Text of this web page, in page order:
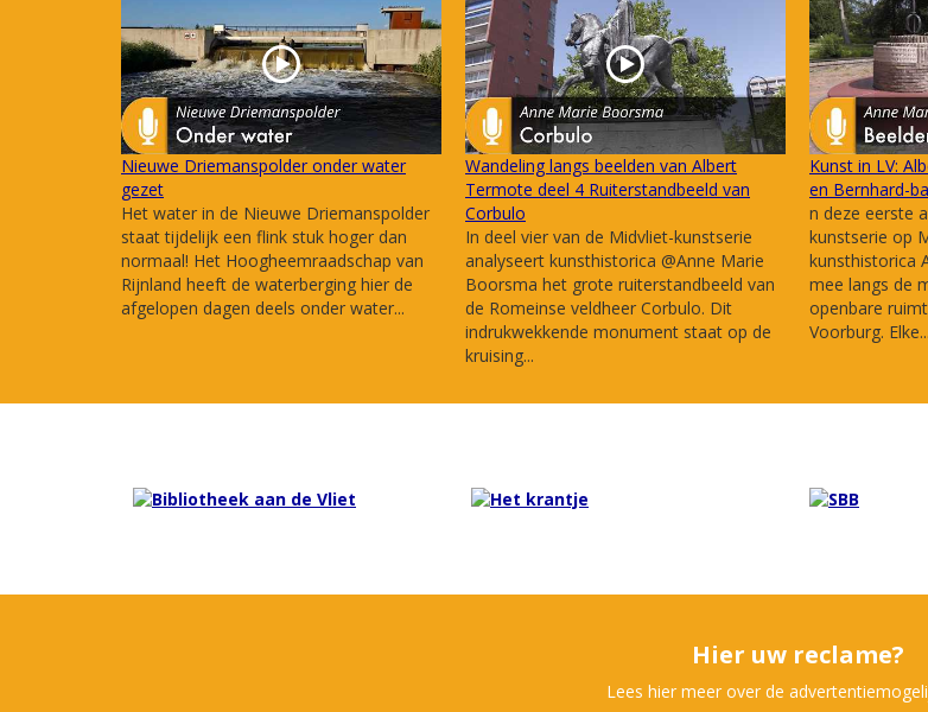
Nieuwe Driemanspolder onder water
gezet
Het water in de Nieuwe Driemanspolder
staat tijdelijk een flink stuk hoger dan
normaal! Het Hoogheemraadschap van
Rijnland heeft de waterberging hier de
afgelopen dagen deels onder water...
Wandeling langs beelden van Albert
Termote deel 4 Ruiterstandbeeld van
Corbulo
In deel vier van de Midvliet-kunstserie
analyseert kunsthistorica @Anne Marie
Boorsma het grote ruiterstandbeeld van
de Romeinse veldheer Corbulo. Dit
indrukwekkende monument staat op de
kruising...
Kunst in LV:
en Bernhard-
n deze eerste
kunstserie op
kunsthistorica
mee langs de
openbare
Voorburg. Elke...
Hier uw reclame?
Lees hier meer over de